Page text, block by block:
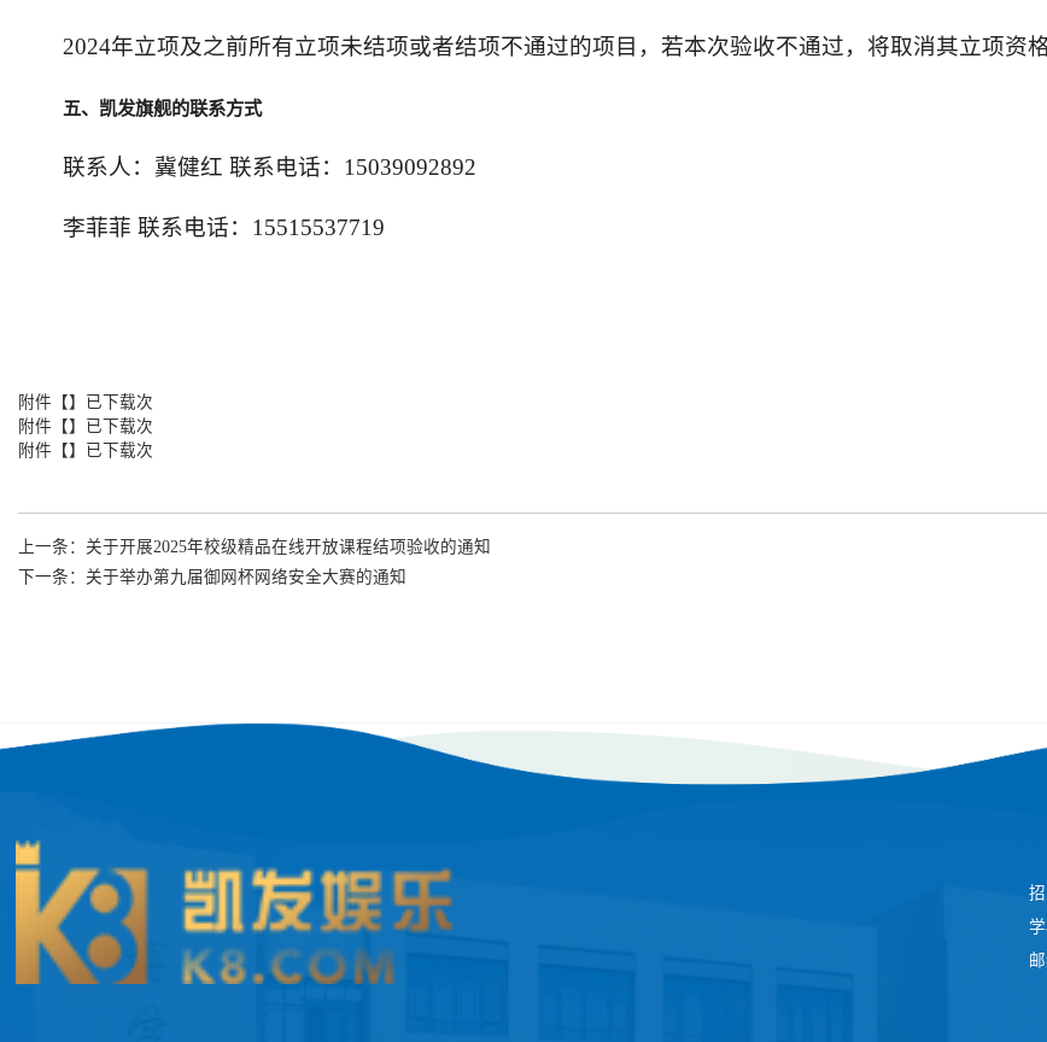
2024年立项及之前所有立项未结项或者结项不通过的项目，若本次验收不通过，将取消其立项资
五、凯发旗舰的联系方式
联系人：冀健红 联系电话：15039092892
李菲菲 联系电话：15515537719
附件【】已下载次
附件【】已下载次
附件【】已下载次
上一条： 关于开展2025年校级精品在线开放课程结项验收的通知
下一条： 关于举办第九届御网杯网络安全大赛的通知